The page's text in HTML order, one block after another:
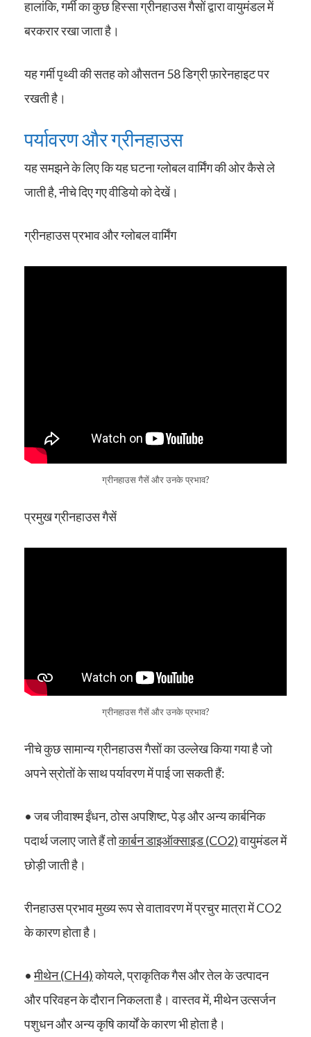
हालांकि, गर्मी का कुछ हिस्सा ग्रीनहाउस गैसों द्वारा वायुमंडल में
बरकरार रखा जाता है।
यह गर्मी पृथ्वी की सतह को औसतन 58 डिग्री फ़ारेनहाइट पर
रखती है।
पर्यावरण और ग्रीनहाउस
यह समझने के लिए कि यह घटना ग्लोबल वार्मिंग की ओर कैसे ले
जाती है, नीचे दिए गए वीडियो को देखें।
ग्रीनहाउस प्रभाव और ग्लोबल वार्मिंग
ग्रीनहाउस गैसें और उनके प्रभाव?
प्रमुख ग्रीनहाउस गैसें
ग्रीनहाउस गैसें और उनके प्रभाव?
नीचे कुछ सामान्य ग्रीनहाउस गैसों का उल्लेख किया गया है जो
अपने स्रोतों के साथ पर्यावरण में पाई जा सकती हैं:
• जब जीवाश्म ईंधन, ठोस अपशिष्ट, पेड़ और अन्य कार्बनिक
पदार्थ जलाए जाते हैं तोकार्बन डाइऑक्साइड (CO2)वायुमंडल में
छोड़ी जाती है।
रीनहाउस प्रभाव मुख्य रूप से वातावरण में प्रचुर मात्रा में CO2
के कारण होता है।
•मीथेन (CH4)कोयले, प्राकृतिक गैस और तेल के उत्पादन
और परिवहन के दौरान निकलता है। वास्तव में, मीथेन उत्सर्जन
पशुधन और अन्य कृषि कार्यों के कारण भी होता है।